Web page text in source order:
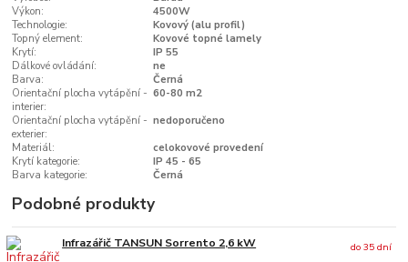
Výkon:
4500W
Technologie:
Kovový (alu profil)
Topný element:
Kovové topné lamely
Krytí:
IP 55
Dálkové ovládání:
ne
Barva:
Černá
Orientační plocha vytápění -
interier:
60-80 m2
Orientační plocha vytápění -
exterier:
nedoporučeno
Materiál:
celokovové provedení
Krytí kategorie:
IP 45 - 65
Barva kategorie:
Černá
Podobné produkty
Infrazářič TANSUN Sorrento 2,6 kW do 35 dní